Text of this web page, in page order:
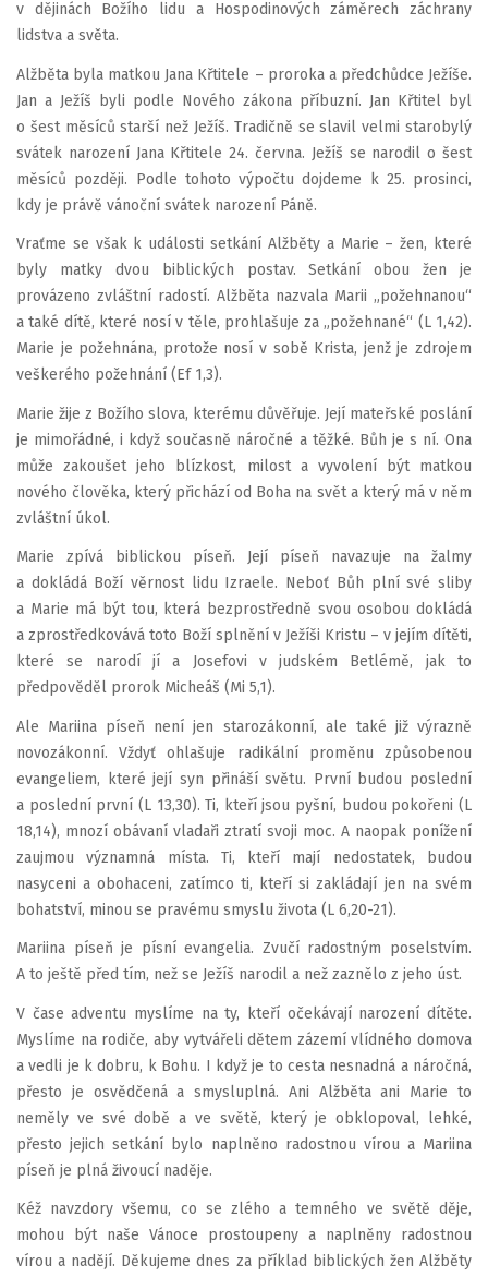
v dějinách Božího lidu a Hospodinových záměrech záchrany
lidstva a světa.
Alžběta byla matkou Jana Křtitele – proroka a předchůdce Ježíše.
Jan a Ježíš byli podle Nového zákona příbuzní. Jan Křtitel byl
o šest měsíců starší než Ježíš. Tradičně se slavil velmi starobylý
svátek narození Jana Křtitele 24. června. Ježíš se narodil o šest
měsíců později. Podle tohoto výpočtu dojdeme k 25. prosinci,
kdy je právě vánoční svátek narození Páně.
Vraťme se však k události setkání Alžběty a Marie – žen, které
byly matky dvou biblických postav. Setkání obou žen je
provázeno zvláštní radostí. Alžběta nazvala Marii „požehnanou“
a také dítě, které nosí v těle, prohlašuje za „požehnané“ (L 1,42).
Marie je požehnána, protože nosí v sobě Krista, jenž je zdrojem
veškerého požehnání (Ef 1,3).
Marie žije z Božího slova, kterému důvěřuje. Její mateřské poslání
je mimořádné, i když současně náročné a těžké. Bůh je s ní. Ona
může zakoušet jeho blízkost, milost a vyvolení být matkou
nového člověka, který přichází od Boha na svět a který má v něm
zvláštní úkol.
Marie zpívá biblickou píseň. Její píseň navazuje na žalmy
a dokládá Boží věrnost lidu Izraele. Neboť Bůh plní své sliby
a Marie má být tou, která bezprostředně svou osobou dokládá
a zprostředkovává toto Boží splnění v Ježíši Kristu – v jejím dítěti,
které se narodí jí a Josefovi v judském Betlémě, jak to
předpověděl prorok Micheáš (Mi 5,1).
Ale Mariina píseň není jen starozákonní, ale také již výrazně
novozákonní. Vždyť ohlašuje radikální proměnu způsobenou
evangeliem, které její syn přináší světu. První budou poslední
a poslední první (L 13,30). Ti, kteří jsou pyšní, budou pokořeni (L
18,14), mnozí obávaní vladaři ztratí svoji moc. A naopak ponížení
zaujmou významná místa. Ti, kteří mají nedostatek, budou
nasyceni a obohaceni, zatímco ti, kteří si zakládají jen na svém
bohatství, minou se pravému smyslu života (L 6,20-21).
Mariina píseň je písní evangelia. Zvučí radostným poselstvím.
A to ještě před tím, než se Ježíš narodil a než zaznělo z jeho úst.
V čase adventu myslíme na ty, kteří očekávají narození dítěte.
Myslíme na rodiče, aby vytvářeli dětem zázemí vlídného domova
a vedli je k dobru, k Bohu. I když je to cesta nesnadná a náročná,
přesto je osvědčená a smysluplná. Ani Alžběta ani Marie to
neměly ve své době a ve světě, který je obklopoval, lehké,
přesto jejich setkání bylo naplněno radostnou vírou a Mariina
píseň je plná živoucí naděje.
Kéž navzdory všemu, co se zlého a temného ve světě děje,
mohou být naše Vánoce prostoupeny a naplněny radostnou
vírou a nadějí. Děkujeme dnes za příklad biblických žen Alžběty